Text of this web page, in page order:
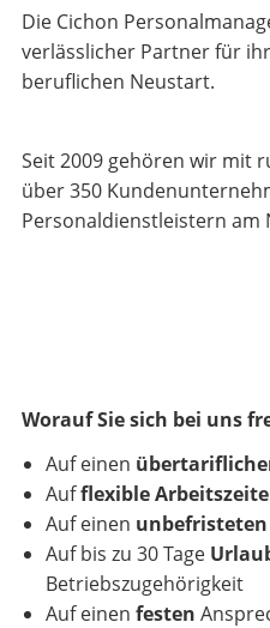
Die Cichon
verlässlicher Partner für
beruflichen Neustart.
Seit 2009 gehören wir mit
über 350
Personaldienstleistern am
Worauf Sie sich bei uns
Auf einen
Aufflexible
Auf einen unbefristeten
Auf bis zu 30 Tage
Betriebszugehörigkeit
Auf einen festen